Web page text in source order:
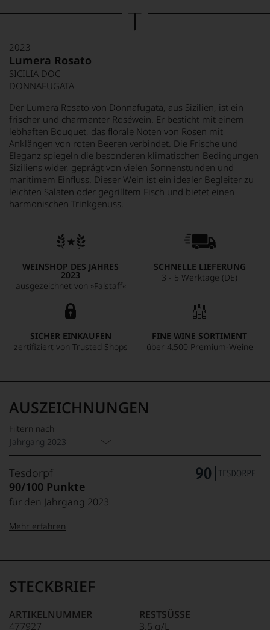
2023
Lumera Rosato
SICILIA DOC
DONNAFUGATA
Der Lumera Rosato von Donnafugata, aus Sizilien, ist ein
frischer und charmanter Roséwein. Er besticht mit einem
lebhaften Bouquet, das florale Noten von Rosen mit
Anklängen von roten Beeren verbindet. Die Frische und
Eleganz spiegeln die besonderen klimatischen Bedingungen
Siziliens wider, geprägt von vielen Sonnenstunden und
maritimem Einfluss. Dieser Wein ist ein idealer Begleiter zu
leichten Salaten oder gegrilltem Fisch und bietet einen
harmonischen Trinkgenuss.
WEINSHOP DES JAHRES
2023
ausgezeichnet von »Falstaff«
SCHNELLE LIEFERUNG
3 - 5 Werktage (DE)
SICHER EINKAUFEN
zertifiziert von Trusted Shops
FINE WINE SORTIMENT
über 4.500 Premium-Weine
AUSZEICHNUNGEN
Filtern nach
Jahrgang 2023
Tesdorpf
90/100 Punkte
für den Jahrgang 2023
95–98 Punkte:
Name
Tesdorpf
für
»Fine
Mehr erfahren
STECKBRIEF
ARTIKELNUMMER
477927
RESTSÜSSE
3,5 g/L